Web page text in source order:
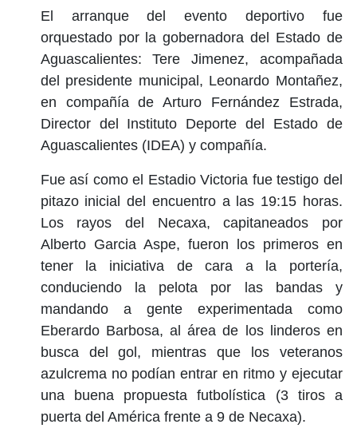
El arranque del evento deportivo fue
orquestado por la gobernadora del Estado de
Aguascalientes: Tere Jimenez, acompañada
del presidente municipal, Leonardo Montañez,
en compañía de Arturo Fernández Estrada,
Director del Instituto Deporte del Estado de
Aguascalientes (IDEA) y compañía.
Fue así como el Estadio Victoria fue testigo del
pitazo inicial del encuentro a las 19:15 horas.
Los rayos del Necaxa, capitaneados por
Alberto Garcia Aspe, fueron los primeros en
tener la iniciativa de cara a la portería,
conduciendo la pelota por las bandas y
mandando a gente experimentada como
Eberardo Barbosa, al área de los linderos en
busca del gol, mientras que los veteranos
azulcrema no podían entrar en ritmo y ejecutar
una buena propuesta futbolística (3 tiros a
puerta del América frente a 9 de Necaxa).